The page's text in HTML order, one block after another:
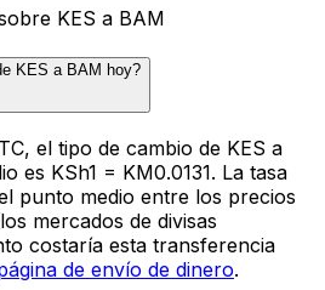
KES a BAM
KES a BAM hoy?
el tipo de cambio de KES a
es KSh1 = KM0.0131. La tasa
punto medio entre los precios
mercados de divisas
costaría esta transferencia
de envío de dinero.